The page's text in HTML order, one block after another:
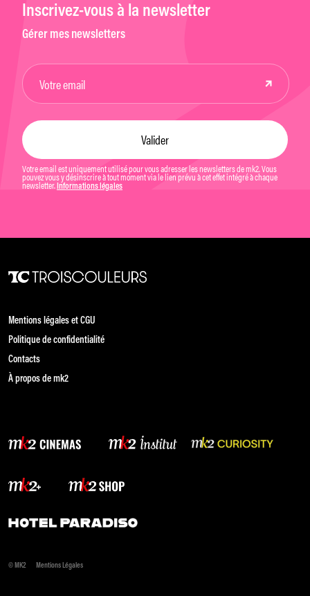
Inscrivez-vous à la newsletter
Gérer mes newsletters
Votre email est uniquement utilisé pour vous adresser les newsletters de mk2. Vous
pouvez vous y désinscrire à tout moment via le lien prévu à cet effet intégré à chaque
newsletter. Informations légales
Mentions légales et CGU
Politique de confidentialité
Contacts
À propos de mk2
© MK2 Mentions Légales